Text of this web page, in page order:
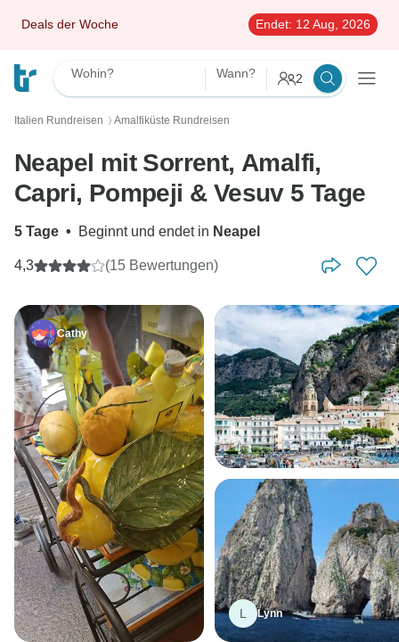
Deals der Woche Endet: 12 Aug, 2026
Wohin? Wann? 2
Italien Rundreisen 〉 Amalfiküste Rundreisen
Neapel mit Sorrent, Amalfi,
Capri, Pompeji & Vesuv 5 Tage
5 Tage • Beginnt und endet in Neapel
4,3 (15 Bewertungen)
Cathy
L Lynn